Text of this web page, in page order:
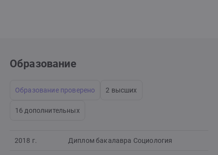
Образование
Образование проверено 2 высших
16 дополнительных
2018 г. Диплом бакалавра Социология